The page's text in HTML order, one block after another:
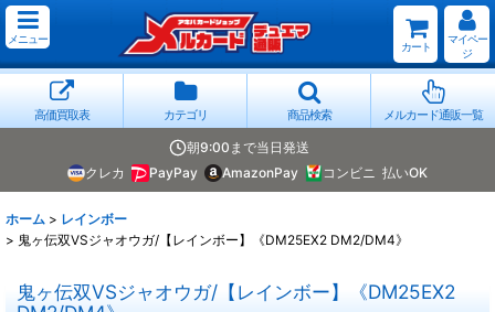
メニュー
カート
マイペー
ジ
高価買取表 カテゴリ 商品検索 メルカード通販一覧
朝9:00まで当日発送
クレカ
PayPay AmazonPay コンビニ 払いOK
ホーム > レインボー
> 鬼ヶ伝双VSジャオウガ/【レインボー】《DM25EX2 DM2/DM4》
鬼ヶ伝双VSジャオウガ/【レインボー】《DM25EX2